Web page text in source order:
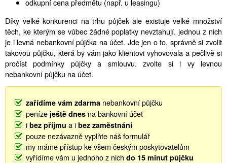
odkupní cena předmětu (např. u leasingu)
Díky velké konkurenci na trhu půjček ale existuje velké množství
těch, ke kterým se vůbec žádné poplatky nevztahují. jednou z nich
je i levná nebankovní půjčka na účet. Jde jen o to, správně si zvolit
takovou půjčku, která by vám jako klientovi vyhovovala a pečlivě si
pročíst podmínky půjčky a smlouvu. zvolte si i vy levnou
nebankovní půjčku na účet.
zařídíme vám zdarma nebankovní půjčku
peníze ještě dnes na bankovní účet
i bez příjmu a i bez zaměstnání
pouze nezávazně vyplňte náš formulář
my máme přístup ke všem českým poskytovatelům
vyřídíme vám u jednoho z nich do 15 minut půjčku